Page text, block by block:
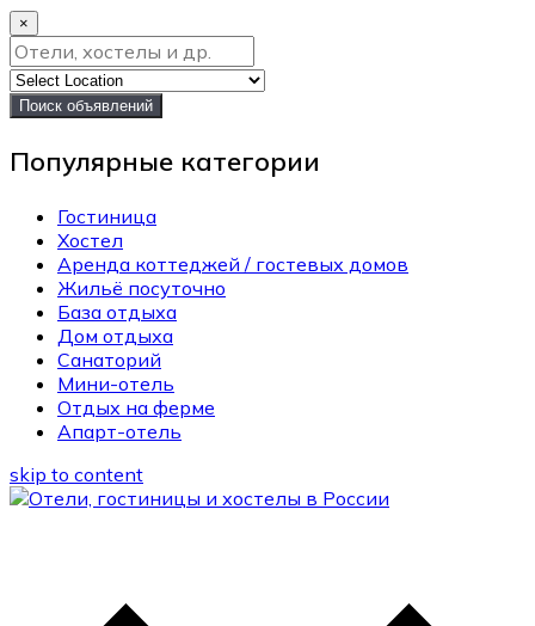
×
Поиск объявлений
Популярные категории
Гостиница
Хостел
Аренда коттеджей / гостевых домов
Жильё посуточно
База отдыха
Дом отдыха
Санаторий
Мини-отель
Отдых на ферме
Апарт-отель
skip to content